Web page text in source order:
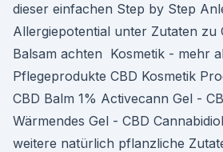
dieser einfachen Step by Step
Allergiepotential unter Zutaten zu
Balsam achten Kosmetik - mehr
Pflegeprodukte CBD Kosmetik
CBD Balm 1% Activecann Gel -
Wärmendes Gel - CBD
weitere natürlich pflanzliche